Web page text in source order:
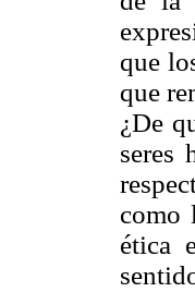
que
que
¿De
seres
como
ética